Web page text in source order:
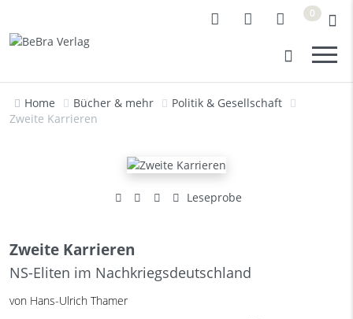
0
Home Bücher & mehr
Politik & Gesellschaft
Zweite Karrieren
Leseprobe
Zweite Karrieren
NS-Eliten im Nachkriegsdeutschland
von Hans-Ulrich Thamer